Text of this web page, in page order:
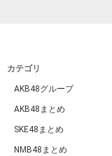
カテゴリ
AKB48グループ
AKB48まとめ
SKE48まとめ
NMB48まとめ